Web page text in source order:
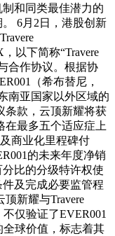
和同类最佳潜力的
6月2日，港股创新
以下简称“Travere
合作协议。根据协
（希布替尼，
南亚国家以外区域的
条款，云顶新耀将获
在最多五个适应症上
商业化里程碑付
的未来年度净销
比的分级特许权使
及完成必要监管程
新耀与Travere
仅验证了EVER001
球价值，标志着其